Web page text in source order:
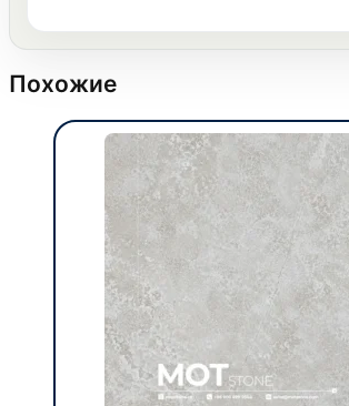
Похожие